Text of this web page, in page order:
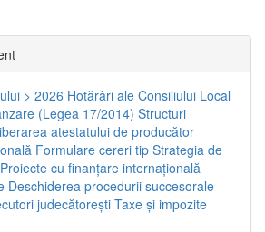
> 2026 Hotărâri ale Consiliului Local
(Legea 17/2014) Structuri
atestatului de producător
Formulare cereri tip Strategia de
Proiecte cu finanţare internaţională
Deschiderea procedurii succesorale
judecătorești Taxe şi impozite